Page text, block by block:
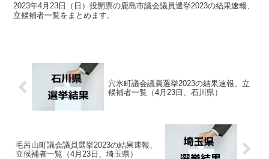
2023年4月23日（日）投開票の鹿島市議会議員選挙2023の結果速報、
立候補者一覧をまとめます。
穴水町議会議員選挙2023の結果速報、立
候補者一覧（4月23日、石川県）
毛呂山町議会議員選挙2023の結果速報、
立候補者一覧（4月23日、埼玉県）